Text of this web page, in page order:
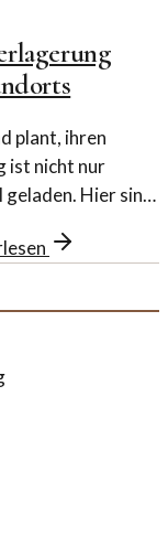
plant, ihren
ist nicht nur
Hier sind